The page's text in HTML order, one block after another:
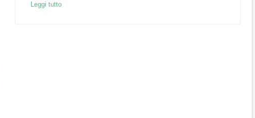
Leggi tutto